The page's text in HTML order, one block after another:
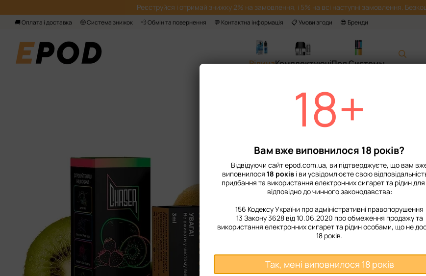
Реєструйся і отримай знижку 2% на замовлення, і 5% на всі наступні замовлення.
🚚 Оплата і доставка 🤑 Система знижок 💨 Обмін та повернення 💬 Контактна інформація 📋 Умови згоди 😎 Бренди
РідинаКомплектуючіПод Системы
Головна
Набір
Strawberry
Немає в наявності Артикул:
299 грн
для
Міцність
Смак рідини
18+
Вам вже виповнилося 18 років?
Відвідуючи сайт epod.com.ua, ви підтверджуєте, що вам
виповнилося 18 років і ви усвідомлюєте свою
придбання та використання електронних сигарет та рідин
відповідно до чинного законодавства:
156 Кодексу України про адміністративні правопорушення
13 Закону 3628 від 10.06.2020 про обмеження продажу та
використання електронних сигарет та рідин особами, що не
18 років.
Так, мені виповнилося 18 років